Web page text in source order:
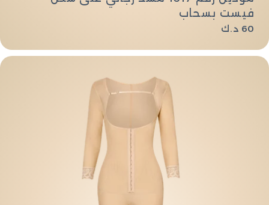
فيست بسحاب
السعر
60 د.ك